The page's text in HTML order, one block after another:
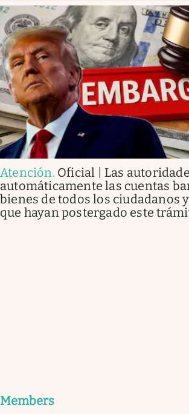
Atención. Oficial | Las
automáticamente las cuentas
bienes de todos los ciudadanos
que hayan postergado este
Members